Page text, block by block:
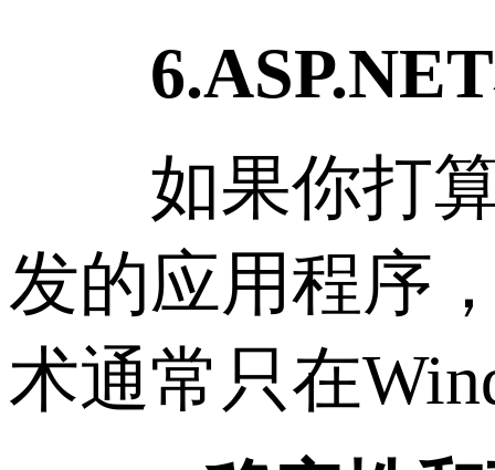
6.ASP.NET
如果你打算
发的应用程序
术通常只在